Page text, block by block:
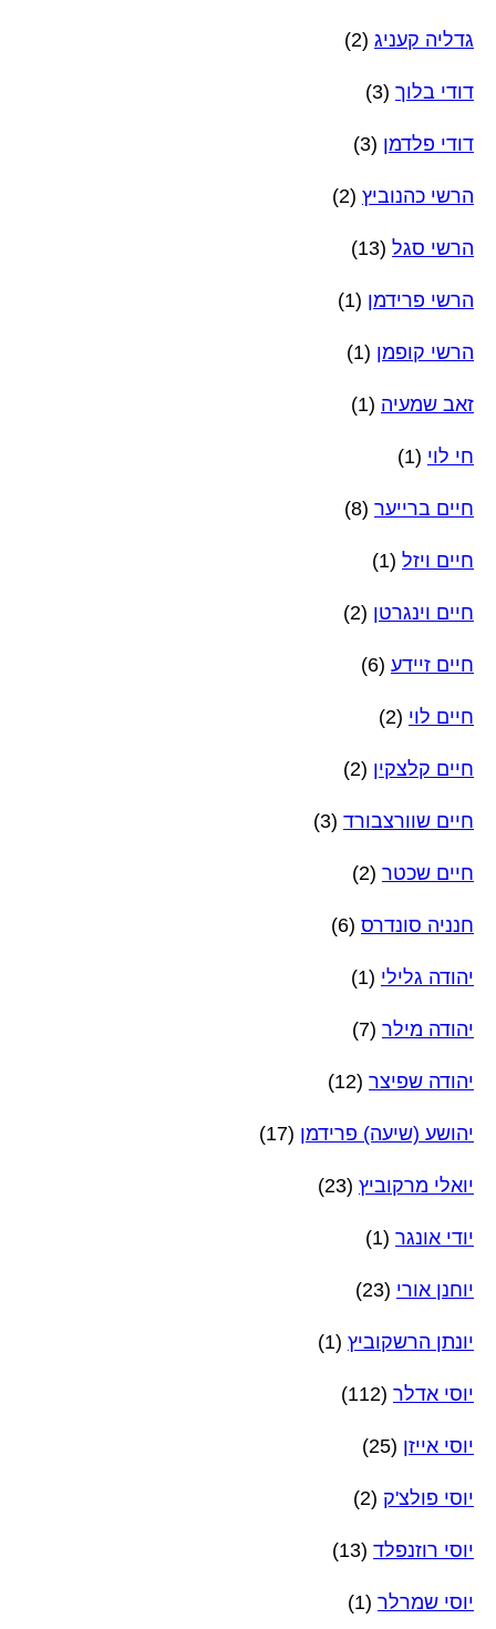
גדליה קעניג (2)
דודי בלוך (3)
דודי פלדמן (3)
הרשי כהנוביץ (2)
הרשי סגל (13)
הרשי פרידמן (1)
הרשי קופמן (1)
זאב שמעיה (1)
חי לוי (1)
חיים ברייער (8)
חיים ויזל (1)
חיים וינגרטן (2)
חיים זיידע (6)
חיים לוי (2)
חיים קלצקין (2)
חיים שוורצבורד (3)
חיים שכטר (2)
חנניה סונדרס (6)
יהודה גלילי (1)
יהודה מילר (7)
יהודה שפיצר (12)
יהושע (שיעה) פרידמן (17)
יואלי מרקוביץ (23)
יודי אונגר (1)
יוחנן אורי (23)
יונתן הרשקוביץ (1)
יוסי אדלר (112)
יוסי אייזן (25)
יוסי פולצ'ק (2)
יוסי רוזנפלד (13)
יוסי שמרלר (1)